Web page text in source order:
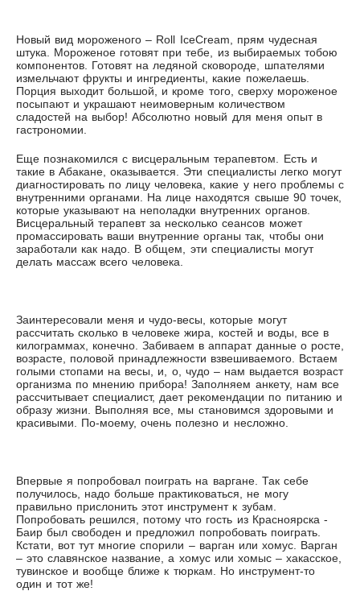
Новый вид мороженого – Roll IceCream, прям чудесная
штука. Мороженое готовят при тебе, из выбираемых тобою
компонентов. Готовят на ледяной сковороде, шпателями
измельчают фрукты и ингредиенты, какие пожелаешь.
Порция выходит большой, и кроме того, сверху мороженое
посыпают и украшают неимоверным количеством
сладостей на выбор! Абсолютно новый для меня опыт в
гастрономии.
Еще познакомился с висцеральным терапевтом. Есть и
такие в Абакане, оказывается. Эти специалисты легко могут
диагностировать по лицу человека, какие у него проблемы с
внутренними органами. На лице находятся свыше 90 точек,
которые указывают на неполадки внутренних органов.
Висцеральный терапевт за несколько сеансов может
промассировать ваши внутренние органы так, чтобы они
заработали как надо. В общем, эти специалисты могут
делать массаж всего человека.
Заинтересовали меня и чудо-весы, которые могут
рассчитать сколько в человеке жира, костей и воды, все в
килограммах, конечно. Забиваем в аппарат данные о росте,
возрасте, половой принадлежности взвешиваемого. Встаем
голыми стопами на весы, и, о, чудо – нам выдается возраст
организма по мнению прибора! Заполняем анкету, нам все
рассчитывает специалист, дает рекомендации по питанию и
образу жизни. Выполняя все, мы становимся здоровыми и
красивыми. По-моему, очень полезно и несложно.
Впервые я попробовал поиграть на варгане. Так себе
получилось, надо больше практиковаться, не могу
правильно прислонить этот инструмент к зубам.
Попробовать решился, потому что гость из Красноярска -
Баир был свободен и предложил попробовать поиграть.
Кстати, вот тут многие спорили – варган или хомус. Варган
– это славянское название, а хомус или хомыс – хакасское,
тувинское и вообще ближе к тюркам. Но инструмент-то
один и тот же!